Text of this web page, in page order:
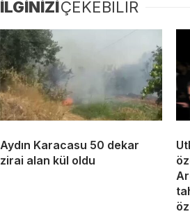
İLGİNİZİÇEKEBİLİR
Aydın Karacasu 50 dekar
zirai alan kül oldu